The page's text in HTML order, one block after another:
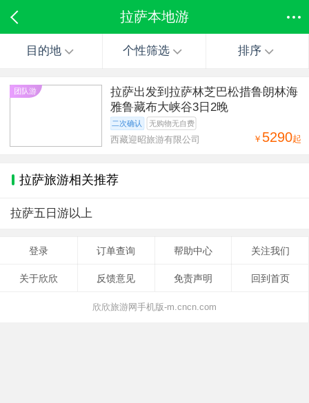
拉萨本地游
目的地 个性筛选 排序
团队游
拉萨出发到拉萨林芝巴松措鲁朗林海
雅鲁藏布大峡谷3日2晚
二次确认 无购物无自费
￥ 5290起
西藏迎昭旅游有限公司
拉萨旅游相关推荐
拉萨五日游以上
登录 订单查询 帮助中心 关注我们
关于欣欣 反馈意见 免责声明 回到首页
欣欣旅游网手机版-m.cncn.com